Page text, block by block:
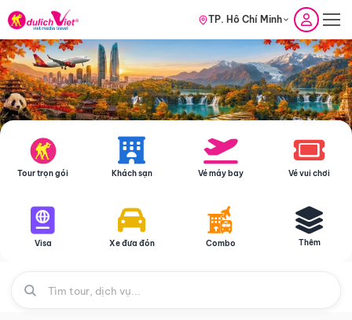
TP. Hồ Chí Minh
Tour trọn gói Khách sạn Vé máy bay Vé vui chơi
Visa Xe đưa đón Combo Thêm